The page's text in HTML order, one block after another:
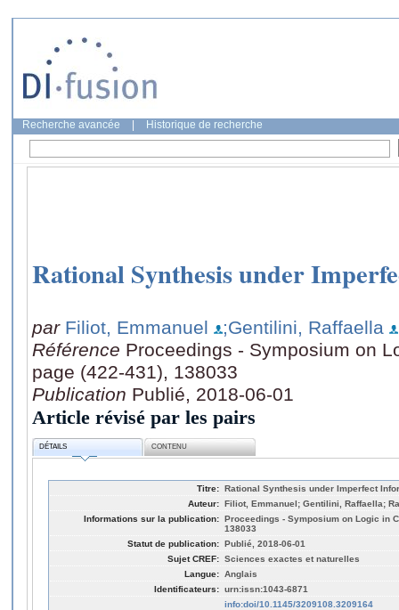
Recherche avancée Historique de recherche
Rational Synthesis under
par Filiot, Emmanuel ;Gentilini, Raffaella
Référence Proceedings - Symposium on
page (422-431), 138033
Publication Publié, 2018-06-01
Article révisé par les pairs
DÉTAILS CONTENU
Titre: Rational Synthesis under Imperfect
Auteur: Filiot, Emmanuel; Gentilini, Raffaella;
Informations sur la publication: Proceedings - Symposium on Logic in
138033
Statut de publication: Publié, 2018-06-01
Sujet CREF: Sciences exactes et naturelles
Langue: Anglais
Identificateurs: urn:issn:1043-6871
info:doi/10.1145/3209108.3209164